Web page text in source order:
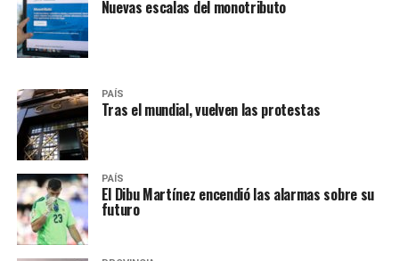
Nuevas escalas del monotributo
PAÍS
Tras el mundial, vuelven las protestas
PAÍS
El Dibu Martínez encendió las alarmas sobre su
futuro